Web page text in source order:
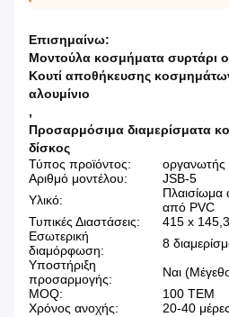
Επισημαίνω:
Μοντούλα κοσμήματα συρτάρι
Κουτί αποθήκευσης
αλουμίνιο
,
Προσαρμόσιμα διαμερίσματα
δίσκος
Τύπος προϊόντος:
Αριθμό μοντέλου:
JSB-5
Υλικό:
Πλαισίωμα
από PVC
Τυπικές Διαστάσεις:
415 x
Εσωτερική
διαμόρφωση:
8
Υποστήριξη
προσαρμογής:
Ναι
MOQ:
100 ΤΕΜ
Χρόνος ανοχής:
20-40 μέρες